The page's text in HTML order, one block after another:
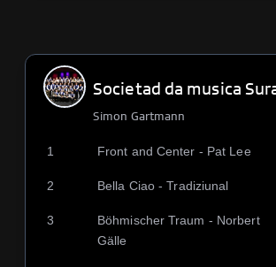
Societad da musica
Simon Gartmann
1 Front and Center - Pat Lee
2 Bella Ciao - Tradiziunal
3
Böhmischer Traum - Norbert
Gälle